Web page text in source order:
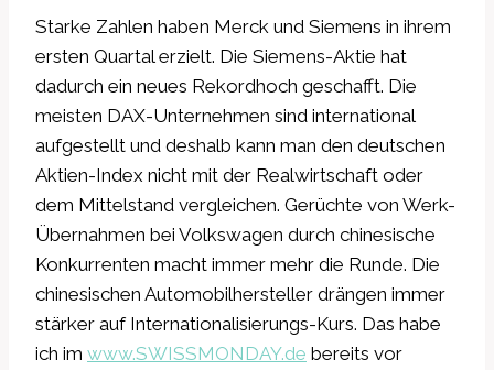
Starke Zahlen haben Merck und Siemens in ihrem
ersten Quartal erzielt. Die Siemens-Aktie hat
dadurch ein neues Rekordhoch geschafft. Die
meisten DAX-Unternehmen sind international
aufgestellt und deshalb kann man den deutschen
Aktien-Index nicht mit der Realwirtschaft oder
dem Mittelstand vergleichen. Gerüchte von Werk-
Übernahmen bei Volkswagen durch chinesische
Konkurrenten macht immer mehr die Runde. Die
chinesischen Automobilhersteller drängen immer
stärker auf Internationalisierungs-Kurs. Das habe
ich im www.SWISSMONDAY.de bereits vor